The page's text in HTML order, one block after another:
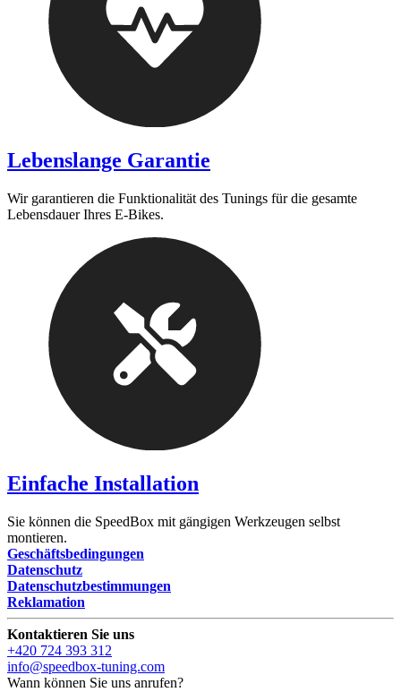
Lebenslange Garantie
Wir garantieren die Funktionalität des Tunings für die gesamte
Lebensdauer Ihres E-Bikes.
Einfache Installation
Sie können die SpeedBox mit gängigen Werkzeugen selbst
montieren.
Geschäftsbedingungen
Datenschutz
Datenschutzbestimmungen
Reklamation
Kontaktieren Sie uns
+420 724 393 312
info@speedbox-tuning.com
Wann können Sie uns anrufen?